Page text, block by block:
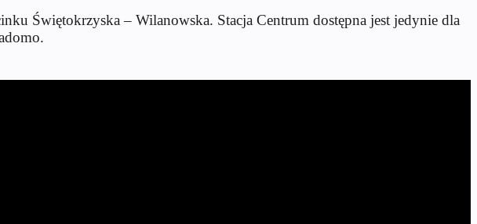
Świętokrzyska – Wilanowska. Stacja Centrum dostępna jest jedynie dla